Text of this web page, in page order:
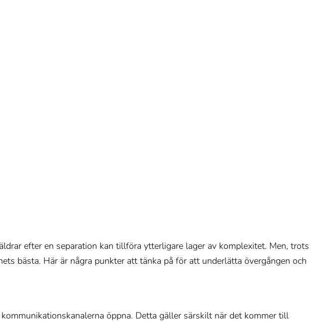
efter en separation kan tillföra ytterligare lager av komplexitet. Men, trots
bästa. Här är några punkter att tänka på för att underlätta övergången och
öppna. Detta gäller särskilt när det kommer till